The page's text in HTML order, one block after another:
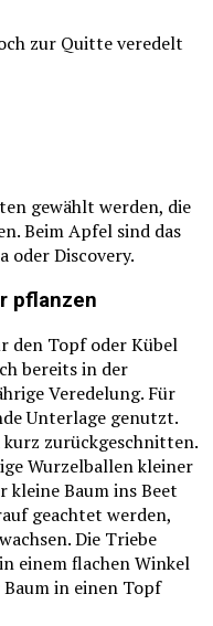
zur Quitte veredelt
gewählt werden, die
Beim Apfel sind das
oder Discovery.
pflanzen
den Topf oder Kübel
bereits in der
Veredelung. Für
Unterlage genutzt.
zurückgeschnitten.
Wurzelballen kleiner
Baum ins Beet
geachtet werden,
Die Triebe
einem flachen Winkel
in einen Topf